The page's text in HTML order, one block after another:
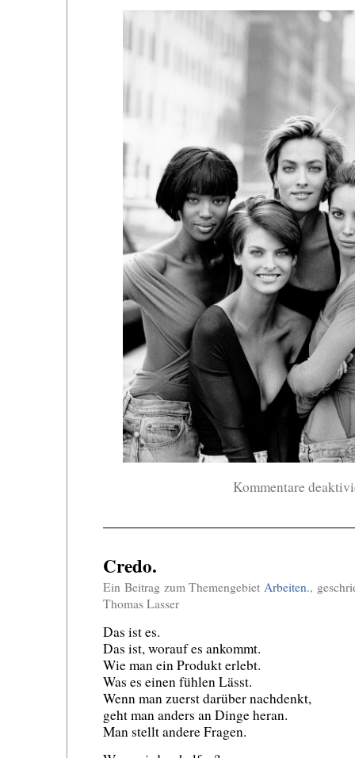
Kommentare
Credo.
Ein Beitrag zum ThemengebietArbeiten.,
Thomas Lasser
Das ist es.
Das ist, worauf es ankommt.
Wie man ein Produkt erlebt.
Was es einen fühlen Lässt.
Wenn man zuerst darüber nachdenkt,
geht man anders an Dinge heran.
Man stellt andere Fragen.